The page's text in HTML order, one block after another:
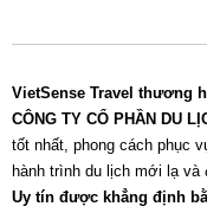
VietSense Travel thương
CÔNG TY CỔ PHẦN DU
tốt nhất, phong cách phục
hành trình du lịch mới lạ và
Uy tín được khẳng định